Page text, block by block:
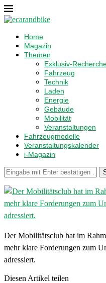
Home
Magazin
Themen
Exklusiv-
Fahrzeug
Technik
Laden
Energie
Gebäude
Mobilität
Veranstaltungen
Fahrzeugmodelle
Veranstaltungskalender
i-Magazin
Der Mobilitätsclub hat im
mehr klare Forderungen zum
adressiert.
Diesen Artikel teilen